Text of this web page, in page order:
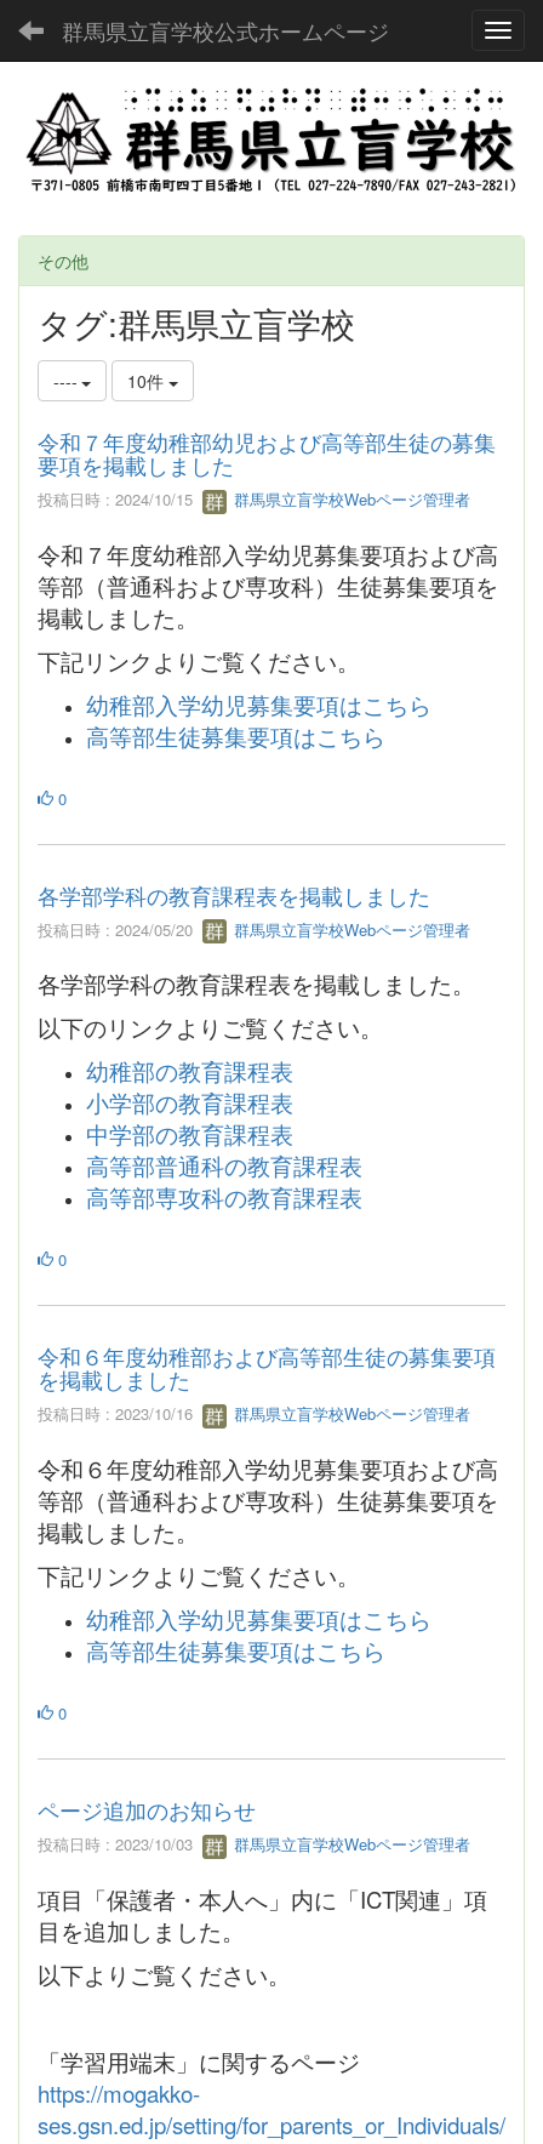
群馬県立盲学校公式ホームページ
その他
タグ:群馬県立盲学校
---- 10件
令和７年度幼稚部幼児および高等部生徒の募集
要項を掲載しました
投稿日時 : 2024/10/15 群馬県立盲学校Webページ管理者
令和７年度幼稚部入学幼児募集要項および高
等部（普通科および専攻科）生徒募集要項を
掲載しました。
下記リンクよりご覧ください。
幼稚部入学幼児募集要項はこちら
高等部生徒募集要項はこちら
0
各学部学科の教育課程表を掲載しました
投稿日時 : 2024/05/20 群馬県立盲学校Webページ管理者
各学部学科の教育課程表を掲載しました。
以下のリンクよりご覧ください。
幼稚部の教育課程表
小学部の教育課程表
中学部の教育課程表
高等部普通科の教育課程表
高等部専攻科の教育課程表
0
令和６年度幼稚部および高等部生徒の募集要項
を掲載しました
投稿日時 : 2023/10/16 群馬県立盲学校Webページ管理者
令和６年度幼稚部入学幼児募集要項および高
等部（普通科および専攻科）生徒募集要項を
掲載しました。
下記リンクよりご覧ください。
幼稚部入学幼児募集要項はこちら
高等部生徒募集要項はこちら
0
ページ追加のお知らせ
投稿日時 : 2023/10/03 群馬県立盲学校Webページ管理者
項目「保護者・本人へ」内に「ICT関連」項
目を追加しました。
以下よりご覧ください。
「学習用端末」に関するページ
https://mogakko-
ses.gsn.ed.jp/setting/for_parents_or_Individuals/